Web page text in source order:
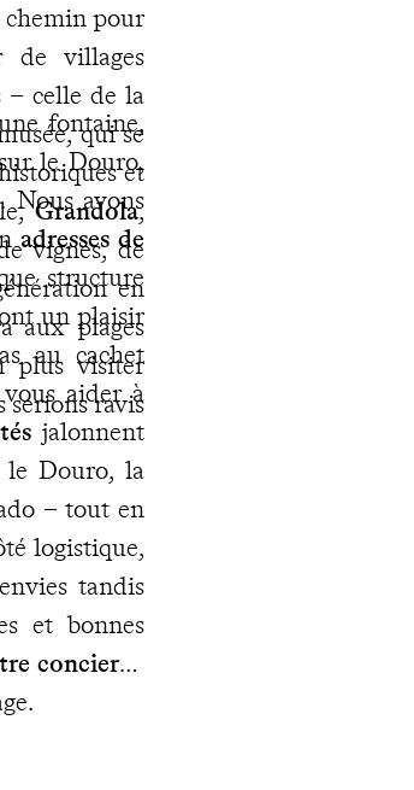
chemin pour
de villages
– celle de la
qui se
et
Grandola,
vignes, de
en
aux plages
plus visiter
ravis
fontaine,
le Douro,
Nous avons
adresses de
structure
un plaisir
au cachet
aider à
jalonnent
le Douro, la
– tout en
logistique,
tandis
et bonnes
concierge